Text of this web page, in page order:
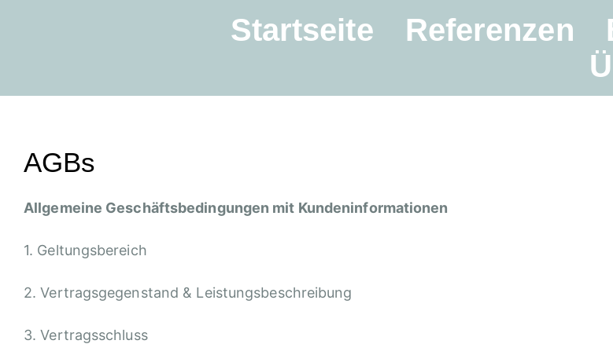
Startseite Referenzen
AGBs
Allgemeine Geschäftsbedingungen mit Kundeninformationen
1. Geltungsbereich
2. Vertragsgegenstand & Leistungsbeschreibung
3. Vertragsschluss